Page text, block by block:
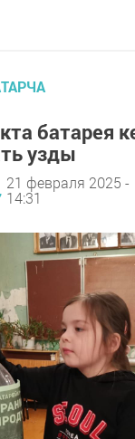
батарея
узды
21 февраля 2025 -
14:31